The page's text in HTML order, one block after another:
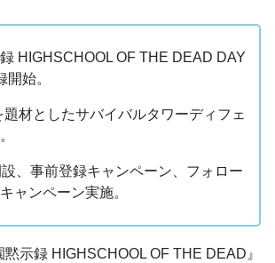
録 HIGHSCHOOL OF THE DEAD DAY
始。
材としたサバイバルタワーディフェ
、事前登録キャンペーン、フォロー
ャンペーン実施。
示録 HIGHSCHOOL OF THE DEAD』